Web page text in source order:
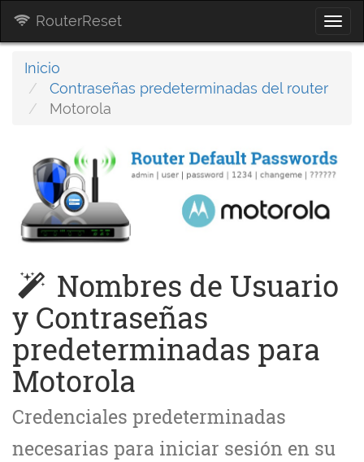
RouterReset
Inicio
Contraseñas predeterminadas del router
Motorola
Nombres de Usuario
y Contraseñas
predeterminadas para
Motorola
Credenciales predeterminadas
necesarias para iniciar sesión en su